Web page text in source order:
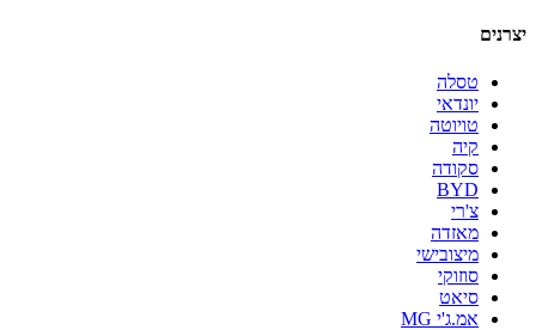
יצרנים
טסלה
יונדאי
טויוטה
קיה
סקודה
BYD
צ'רי
מאזדה
מיצובישי
סוזוקי
סיאט
אמ.ג'י MG